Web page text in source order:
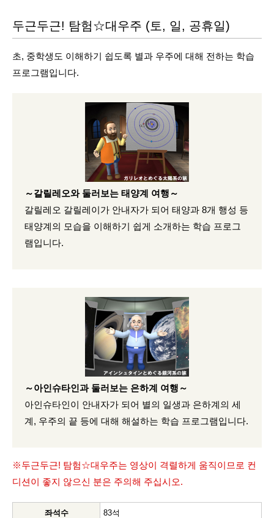
두근두근! 탐험☆대우주 (토, 일, 공휴일)
초, 중학생도 이해하기 쉽도록 별과 우주에 대해 전하는 학습
프로그램입니다.
～갈릴레오와 둘러보는 태양계 여행～
갈릴레오 갈릴레이가 안내자가 되어 태양과 8개 행성 등
태양계의 모습을 이해하기 쉽게 소개하는 학습 프로그
램입니다.
～아인슈타인과 둘러보는 은하계 여행～
아인슈타인이 안내자가 되어 별의 일생과 은하계의 세
계, 우주의 끝 등에 대해 해설하는 학습 프로그램입니다.
※두근두근! 탐험☆대우주는 영상이 격렬하게 움직이므로 컨
디션이 좋지 않으신 분은 주의해 주십시오.
좌석수 83석